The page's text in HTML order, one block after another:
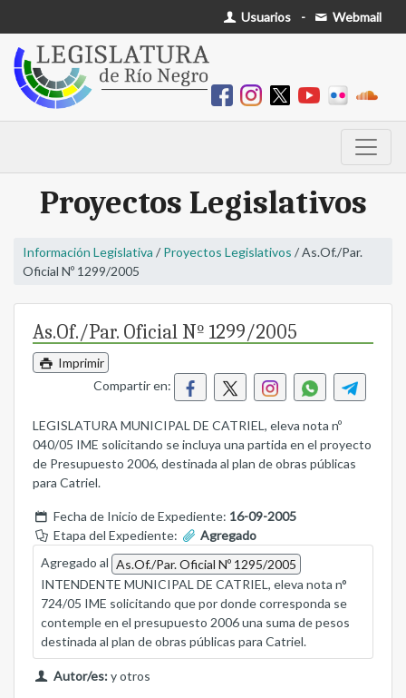
Usuarios - Webmail
Proyectos Legislativos
Información Legislativa / Proyectos Legislativos / As.Of./Par.
Oficial Nº 1299/2005
As.Of./Par. Oficial Nº 1299/2005
Imprimir
Compartir en:
LEGISLATURA MUNICIPAL DE CATRIEL, eleva nota nº
040/05 IME solicitando se incluya una partida en el proyecto
de Presupuesto 2006, destinada al plan de obras públicas
para Catriel.
Fecha de Inicio de Expediente: 16-09-2005
Etapa del Expediente:
Agregado
Agregado al As.Of./Par. Oficial Nº 1295/2005
INTENDENTE MUNICIPAL DE CATRIEL, eleva nota n°
724/05 IME solicitando que por donde corresponda se
contemple en el presupuesto 2006 una suma de pesos
destinada al plan de obras públicas para Catriel.
Autor/es:y otros